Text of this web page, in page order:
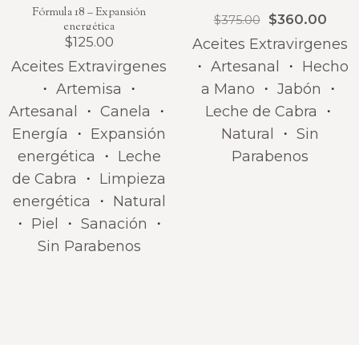
Fórmula 18 – Expansión
energética
$125.00
Aceites Extravirgenes
・ Artemisa ・
Artesanal
・ Canela ・
Energía ・ Expansión
energética ・ Leche
de Cabra ・ Limpieza
energética ・ Natural
・ Piel ・ Sanación ・
Sin Parabenos
$375.00 $360.00
Aceites Extravirgenes
・ Artesanal ・ Hecho
a Mano ・ Jabón ・
Leche de Cabra ・
Natural
・ Sin
Parabenos